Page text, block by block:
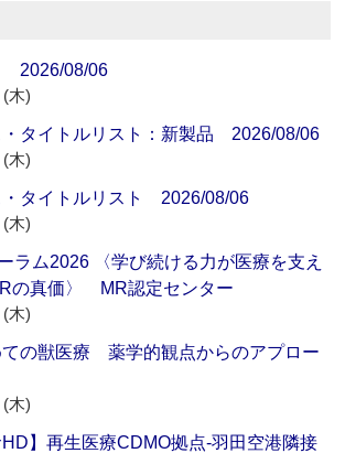
2026/08/06
木)
・タイトルリスト：新製品 2026/08/06
木)
・タイトルリスト 2026/08/06
木)
ラム2026 〈学び続ける力が医療を支え
の真価〉 MR認定センター
木)
ての獣医療 薬学的観点からのアプロー
木)
HD】再生医療CDMO拠点‐羽田空港隣接